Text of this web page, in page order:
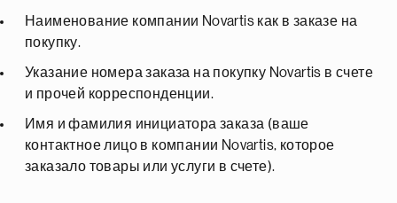
Наименование компании Novartis как в заказе на
покупку.
Указание номера заказа на покупку Novartis в счете
и прочей корреспонденции.
Имя и фамилия инициатора заказа (ваше
контактное лицо в компании Novartis, которое
заказало товары или услуги в счете).